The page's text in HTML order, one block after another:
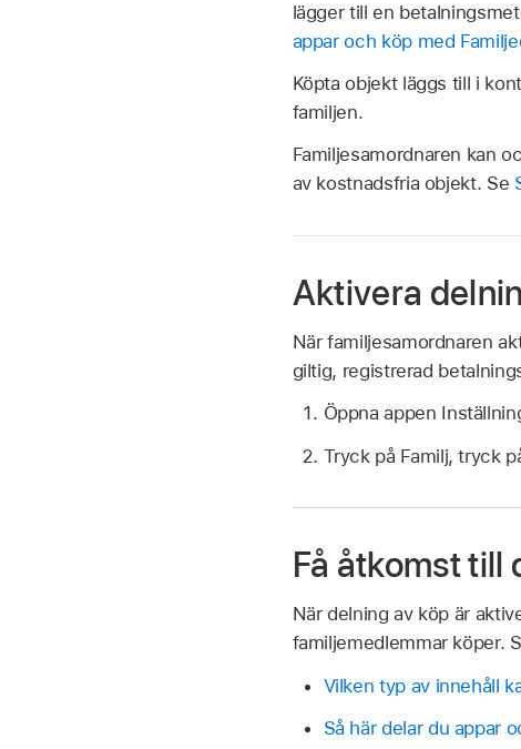
lägger till en
appar och köp med
Köpta objekt läggs till i
familjen.
Familjesamordnaren kan
av kostnadsfria objekt. Se
Aktivera
När familjesamordnaren
giltig, registrerad
Öppna appen
Tryck på Familj, tryck
Få åtkomst till
När delning av köp är
familjemedlemmar köper.
Vilken typ av innehåll
Så här delar du appar